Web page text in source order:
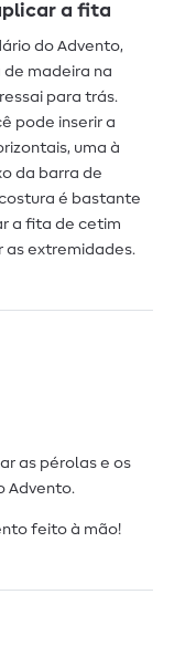
a fita
do Advento,
madeira na
para trás.
pode inserir a
uma à
da barra de
é bastante
a fita de cetim
as extremidades.
as pérolas e os
Advento.
feito à mão!